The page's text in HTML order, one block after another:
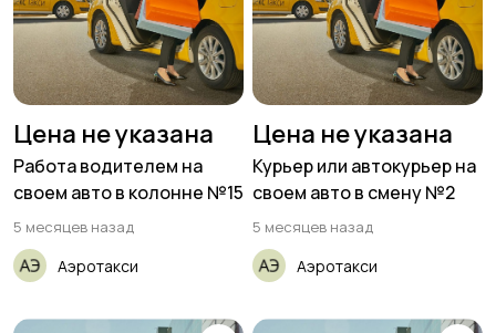
Цена не указана
Работа водителем на
своем авто в колонне №15
5 месяцев назад
Аэротакси
Цена не указана
Курьер или автокурьер на
своем авто в смену №2
5 месяцев назад
Аэротакси